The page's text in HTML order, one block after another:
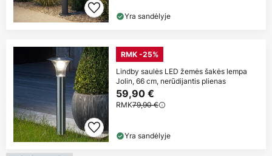
Yra sandėlyje
RMK -25%
Lindby saulės LED žemės šakės lempa
Jolin, 66 cm, nerūdijantis plienas
59,90 €
RMK79,90 €
Yra sandėlyje